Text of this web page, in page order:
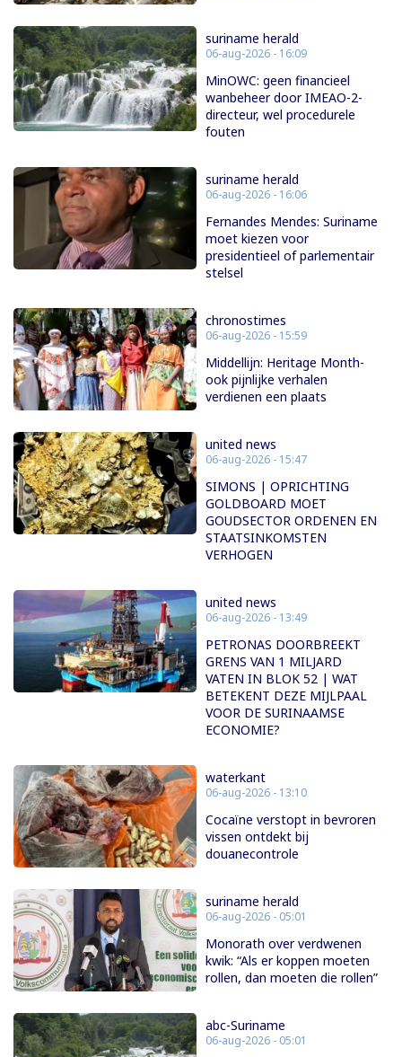
suriname herald
06-aug-2026 - 16:09
MinOWC: geen financieel
wanbeheer door IMEAO-2-
directeur, wel procedurele
fouten
suriname herald
06-aug-2026 - 16:06
Fernandes Mendes: Suriname
moet kiezen voor
presidentieel of parlementair
stelsel
chronostimes
06-aug-2026 - 15:59
Middellijn: Heritage Month-
ook pijnlijke verhalen
verdienen een plaats
united news
06-aug-2026 - 15:47
SIMONS | OPRICHTING
GOLDBOARD MOET
GOUDSECTOR ORDENEN EN
STAATSINKOMSTEN
VERHOGEN
united news
06-aug-2026 - 13:49
PETRONAS DOORBREEKT
GRENS VAN 1 MILJARD
VATEN IN BLOK 52 | WAT
BETEKENT DEZE MIJLPAAL
VOOR DE SURINAAMSE
ECONOMIE?
waterkant
06-aug-2026 - 13:10
Cocaïne verstopt in bevroren
vissen ontdekt bij
douanecontrole
suriname herald
06-aug-2026 - 05:01
Monorath over verdwenen
kwik: “Als er koppen moeten
rollen, dan moeten die rollen”
abc-Suriname
06-aug-2026 - 05:01